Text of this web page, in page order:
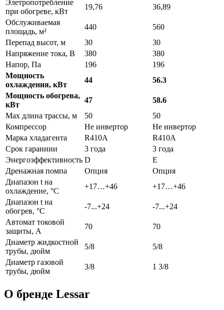
Элетропотребление
при обогреве, кВт
19,76
36,89
Обслуживаемая
площадь, м²
440
560
Перепад высот, м
30
30
Напряжение тока, В
380
380
Напор, Па
196
196
Мощность
охлаждения, кВт
44
56.3
Мощность обогрева,
кВт
47
58.6
Max длина трассы, м
50
50
Компрессор
Не инвертор
Не инвертор
Марка хладагента
R410A
R410A
Срок гараниии
3 года
3 года
Энергоэффективность D
E
Дренажная помпа
Опция
Опция
Диапазон t на
охлаждение, °С
+17…+46
+17…+46
Диапазон t на
обогрев, °С
-7...+24
-7...+24
Автомат токовой
защиты, A
70
70
Диаметр жидкостной
трубы, дюйм
5/8
5/8
Диаметр газовой
трубы, дюйм
3/8 1 3/8
О бренде Lessar